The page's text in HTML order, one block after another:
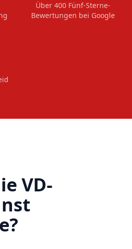
Über 400 Fünf-Sterne-
Bewertungen bei Google
VD-